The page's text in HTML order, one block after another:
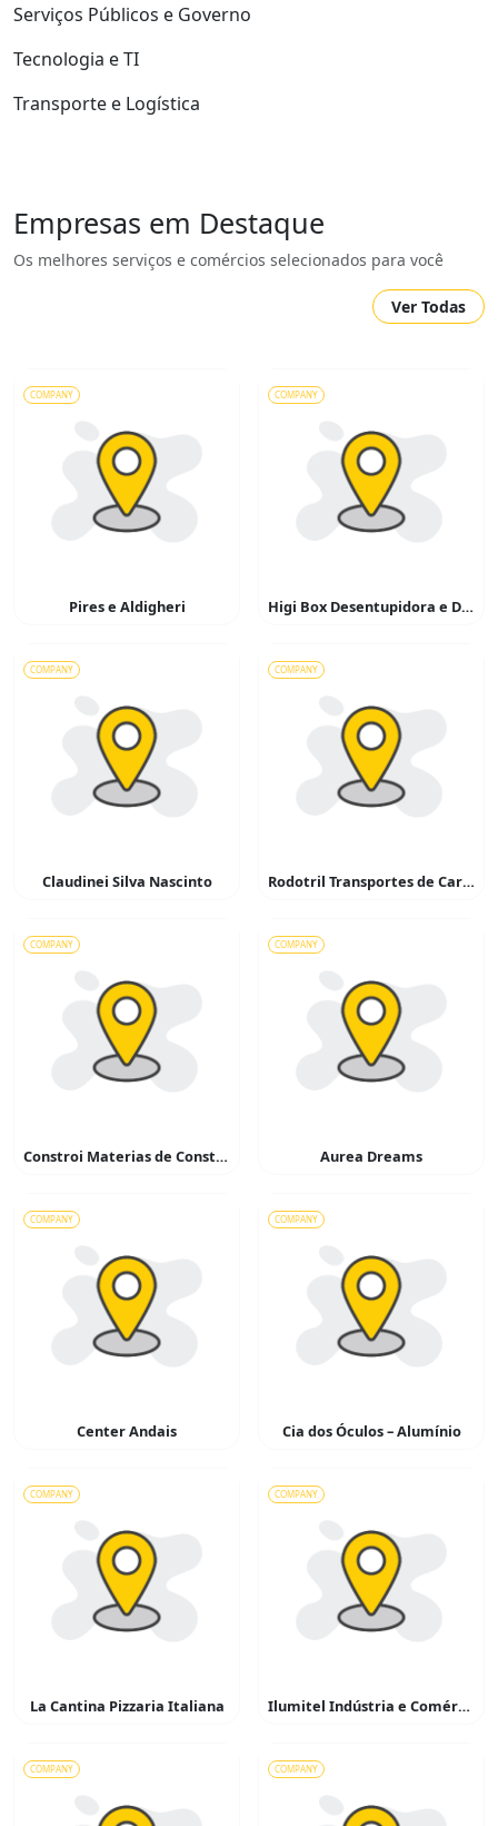
Serviços Públicos e Governo
Tecnologia e TI
Transporte e Logística
Empresas em Destaque
Os melhores serviços e comércios selecionados para você
Ver Todas
COMPANY
Pires e Aldigheri
COMPANY
Higi Box Desentupidora e Dedetizadora
COMPANY
Claudinei Silva Nascinto
COMPANY
Rodotril Transportes de Cargas
COMPANY
Constroi Materias de Construção
COMPANY
Aurea Dreams
COMPANY
Center Andais
COMPANY
Cia dos Óculos – Alumínio
COMPANY
La Cantina Pizzaria Italiana
COMPANY
Ilumitel Indústria e Comércio de Materiais Elétricos
COMPANY COMPANY